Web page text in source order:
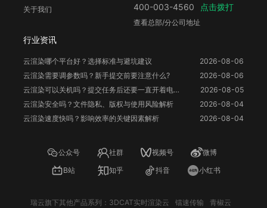
关于我们
行业资讯
云渲染哪个平台好？选择标准与避坑建议
2026-08-06
云渲染需要调参数吗？新手提交前要注意什么?
2026-08-06
云渲染可以关机吗？提交任务后还要一直开着电脑吗？
2026-08-05
云渲染安全吗？文件隐私、版权与使用风险解析
2026-08-04
云渲染速度快吗？影响效率的关键因素解析
2026-08-04
400-003-4560 点击拨打
查看总部/分公司地址
公众号 社群 视频号
微博
B站
知乎 抖音 小红书
瑞云旗下其他产品系列： 3DCAT实时渲染云 镭速传输 青椒云